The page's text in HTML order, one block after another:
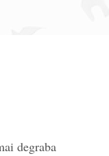
degraba